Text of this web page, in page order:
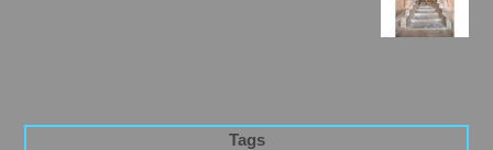
Tags